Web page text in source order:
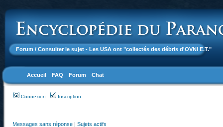
Forum / Consulter le sujet - Les USA ont "collectés des débris d'OVNI E.T."
Accueil FAQ Forum Chat
Connexion Inscription
Messages sans réponse | Sujets actifs